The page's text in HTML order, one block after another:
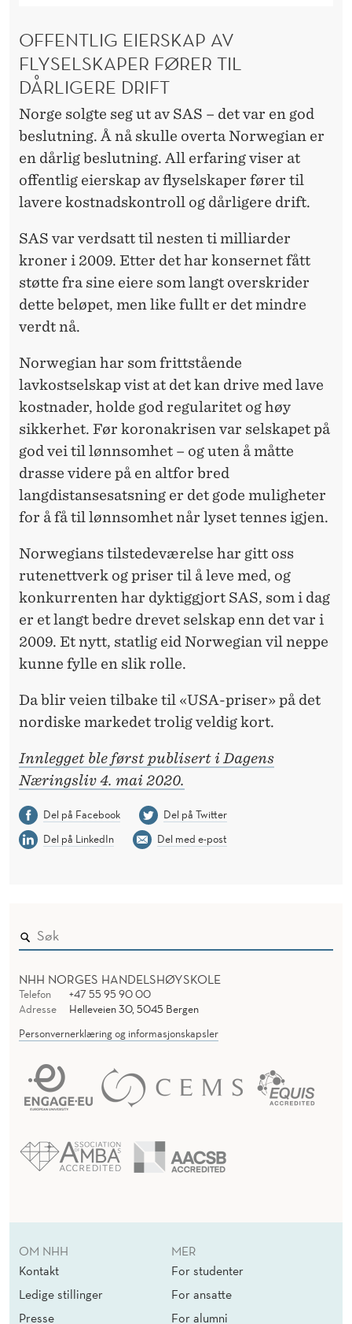
OFFENTLIG EIERSKAP AV
FLYSELSKAPER FØRER TIL
DÅRLIGERE DRIFT
Norge solgte seg ut av SAS – det var en god
beslutning. Å nå skulle overta Norwegian er
en dårlig beslutning. All erfaring viser at
offentlig eierskap av flyselskaper fører til
lavere kostnadskontroll og dårligere drift.
SAS var verdsatt til nesten ti milliarder
kroner i 2009. Etter det har konsernet fått
støtte fra sine eiere som langt overskrider
dette beløpet, men like fullt er det mindre
verdt nå.
Norwegian har som frittstående
lavkostselskap vist at det kan drive med lave
kostnader, holde god regularitet og høy
sikkerhet. Før koronakrisen var selskapet på
god vei til lønnsomhet – og uten å måtte
drasse videre på en altfor bred
langdistansesatsning er det gode muligheter
for å få til lønnsomhet når lyset tennes igjen.
Norwegians tilstedeværelse har gitt oss
rutenettverk og priser til å leve med, og
konkurrenten har dyktiggjort SAS, som i dag
er et langt bedre drevet selskap enn det var i
2009. Et nytt, statlig eid Norwegian vil neppe
kunne fylle en slik rolle.
Da blir veien tilbake til «USA-priser» på det
nordiske markedet trolig veldig kort.
Innlegget ble først publisert i Dagens
Næringsliv 4. mai 2020.
Del på Facebook
Del på Twitter
Del på LinkedIn
Del med e-post
NHH NORGES HANDELSHØYSKOLE
Telefon
+47 55 95 90 00
Adresse
Helleveien 30, 5045 Bergen
Personvernerklæring og informasjonskapsler
OM NHH
Kontakt
Ledige stillinger
Presse
MER
For studenter
For ansatte
For alumni